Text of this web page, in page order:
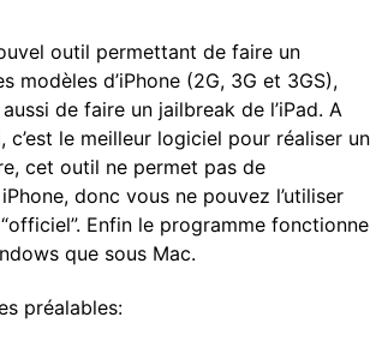
outil permettant de faire un
modèles d’iPhone (2G, 3G et 3GS),
de faire un jailbreak de l’iPad. A
c’est le meilleur logiciel pour réaliser un
cet outil ne permet pas de
donc vous ne pouvez l’utiliser
Enfin le programme fonctionne
que sous Mac.
préalables: